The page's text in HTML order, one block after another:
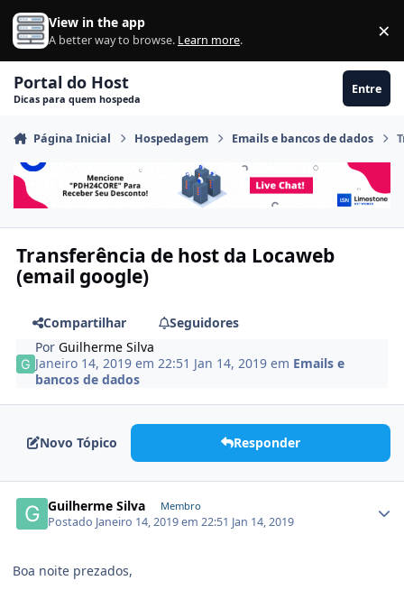
Ir para conteúdo
View in the app
A better way to browse. Learn more. ×
Portal do Host
Dicas para quem hospeda
Entre
Página Inicial Hospedagem Emails e bancos de dados
Transferência de host da Locaweb
(email google)
Compartilhar
Seguidores
PorGuilherme Silva
Janeiro 14, 2019 em 22:51 Jan 14, 2019 em Emails e
bancos de dados
Novo Tópico Responder
Guilherme Silva Membro
Postado Janeiro 14, 2019 em 22:51 Jan 14, 2019
Boa noite prezados,